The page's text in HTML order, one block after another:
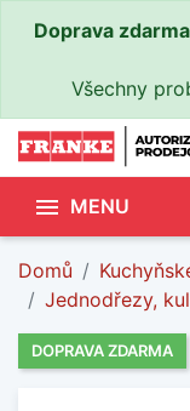
Doprava
Všechny
 MENU
Domů
Jednodřezy,
DOPRAVA ZDARMA